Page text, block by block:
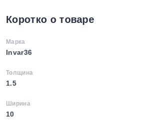
Коротко о товаре
Марка
Invar36
Толщина
1.5
Ширина
10